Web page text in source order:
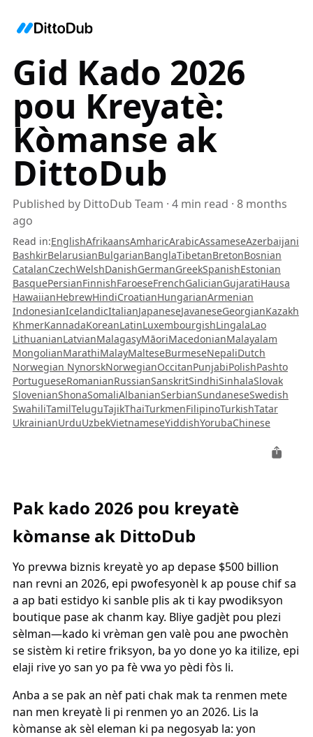
Gid Kado 2026
pou Kreyatè:
Kòmanse ak
DittoDub
Published by DittoDub Team · 4 min read · 8 months
ago
Read in:EnglishAfrikaansAmharicArabicAssameseAzerbaijani
BashkirBelarusianBulgarianBanglaTibetanBretonBosnian
CatalanCzechWelshDanishGermanGreekSpanishEstonian
BasquePersianFinnishFaroeseFrenchGalicianGujaratiHausa
HawaiianHebrewHindiCroatianHungarianArmenian
IndonesianIcelandicItalianJapaneseJavaneseGeorgianKazakh
KhmerKannadaKoreanLatinLuxembourgishLingalaLao
LithuanianLatvianMalagasyMāoriMacedonianMalayalam
MongolianMarathiMalayMalteseBurmeseNepaliDutch
Norwegian NynorskNorwegianOccitanPunjabiPolishPashto
PortugueseRomanianRussianSanskritSindhiSinhalaSlovak
SlovenianShonaSomaliAlbanianSerbianSundaneseSwedish
SwahiliTamilTeluguTajikThaiTurkmenFilipinoTurkishTatar
UkrainianUrduUzbekVietnameseYiddishYorubaChinese
Pak kado 2026 pou kreyatè
kòmanse ak DittoDub
Yo prevwa biznis kreyatè yo ap depase $500 billion
nan revni an 2026, epi pwofesyonèl k ap pouse chif sa
a ap bati estidyo ki sanble plis ak ti kay pwodiksyon
boutique pase ak chanm kay. Bliye gadjèt pou plezi
sèlman—kado ki vrèman gen valè pou ane pwochèn
se sistèm ki retire friksyon, ba yo done yo ka itilize, epi
elaji rive yo san yo pa fè vwa yo pèdi fòs li.
Anba a se pak an nèf pati chak mak ta renmen mete
nan men kreyatè li pi renmen yo an 2026. Lis la
kòmanse ak sèl eleman ki pa negosyab la: yon